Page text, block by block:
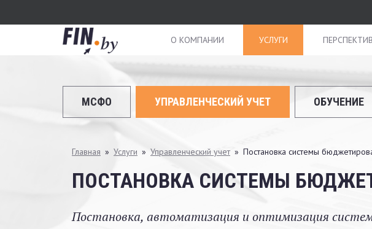
О КОМПАНИИ УСЛУГИ
МСФО УПРАВЛЕНЧЕСКИЙ УЧЕТ ОБУЧЕНИЕ
Вы
здесь
Главная » Услуги » Управленческий учет » Постановка системы
ПОСТАНОВКА СИСТЕМЫ
Постановка, автоматизация и оптимизация